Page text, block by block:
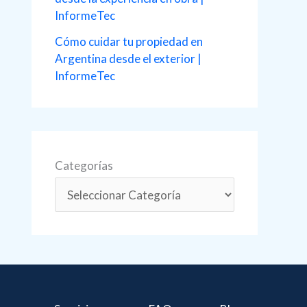
InformeTec
Cómo cuidar tu propiedad en
Argentina desde el exterior |
InformeTec
Categorías